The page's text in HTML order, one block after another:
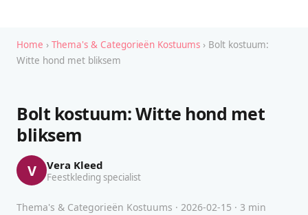
Home › Thema's & Categorieën Kostuums › Bolt kostuum:
Witte hond met bliksem
Bolt kostuum: Witte hond met
bliksem
V Vera Kleed
Feestkleding specialist
Thema's & Categorieën Kostuums · 2026-02-15 · 3 min